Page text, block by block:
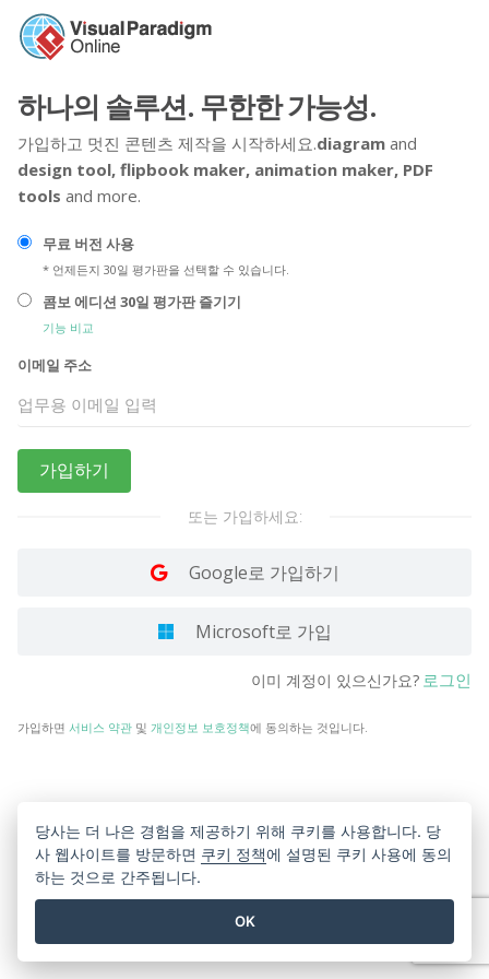
하나의 솔루션. 무한한 가능성.
가입하고 멋진 콘텐츠 제작을 시작하세요.diagram and
design tool, flipbook maker, animation maker, PDF
tools and more.
무료 버전 사용
* 언제든지 30일 평가판을 선택할 수 있습니다.
콤보 에디션 30일 평가판 즐기기
기능 비교
이메일 주소
가입하기
또는 가입하세요:
Google로 가입하기
Microsoft로 가입
이미 계정이 있으신가요? 로그인
가입하면 서비스 약관 및 개인정보 보호정책에 동의하는 것입니다.
당사는 더 나은 경험을 제공하기 위해 쿠키를 사용합니다. 당
사 웹사이트를 방문하면 쿠키 정책에 설명된 쿠키 사용에 동의
하는 것으로 간주됩니다.
OK